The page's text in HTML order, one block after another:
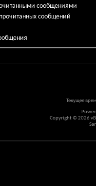
сообщениями
сообщений
Текущее
Copyright © 2026